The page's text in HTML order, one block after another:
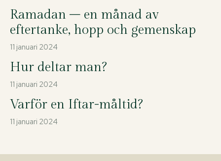
Ramadan – en månad av
eftertanke, hopp och gemenskap
11 januari 2024
Hur deltar man?
11 januari 2024
Varför en Iftar-måltid?
11 januari 2024